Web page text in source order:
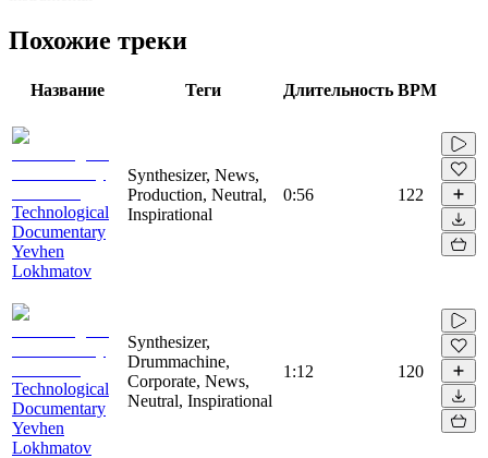
Похожие треки
Название Теги Длительность BPM
Technological
Documentary
Yevhen
Lokhmatov
Synthesizer, News,
Production, Neutral,
Inspirational
0:56 122
Technological
Documentary
Yevhen
Lokhmatov
Synthesizer,
Drummachine,
Corporate, News,
Neutral, Inspirational
1:12 120